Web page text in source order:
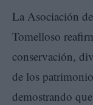
La Asociación
Tomelloso
conservación,
de los
demostrando